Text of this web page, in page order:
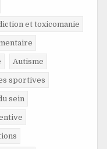
et toxicomanie
Autisme
sportives
sein